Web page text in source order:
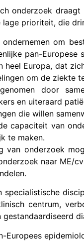
onderzoek
prioriteit, die
om
pan-
heel Europa, dat
om de ziekte
door
en uiteraard
die willen
capaciteit van
te maken.
van onderzoek
naar ME/
centrum,
Europees